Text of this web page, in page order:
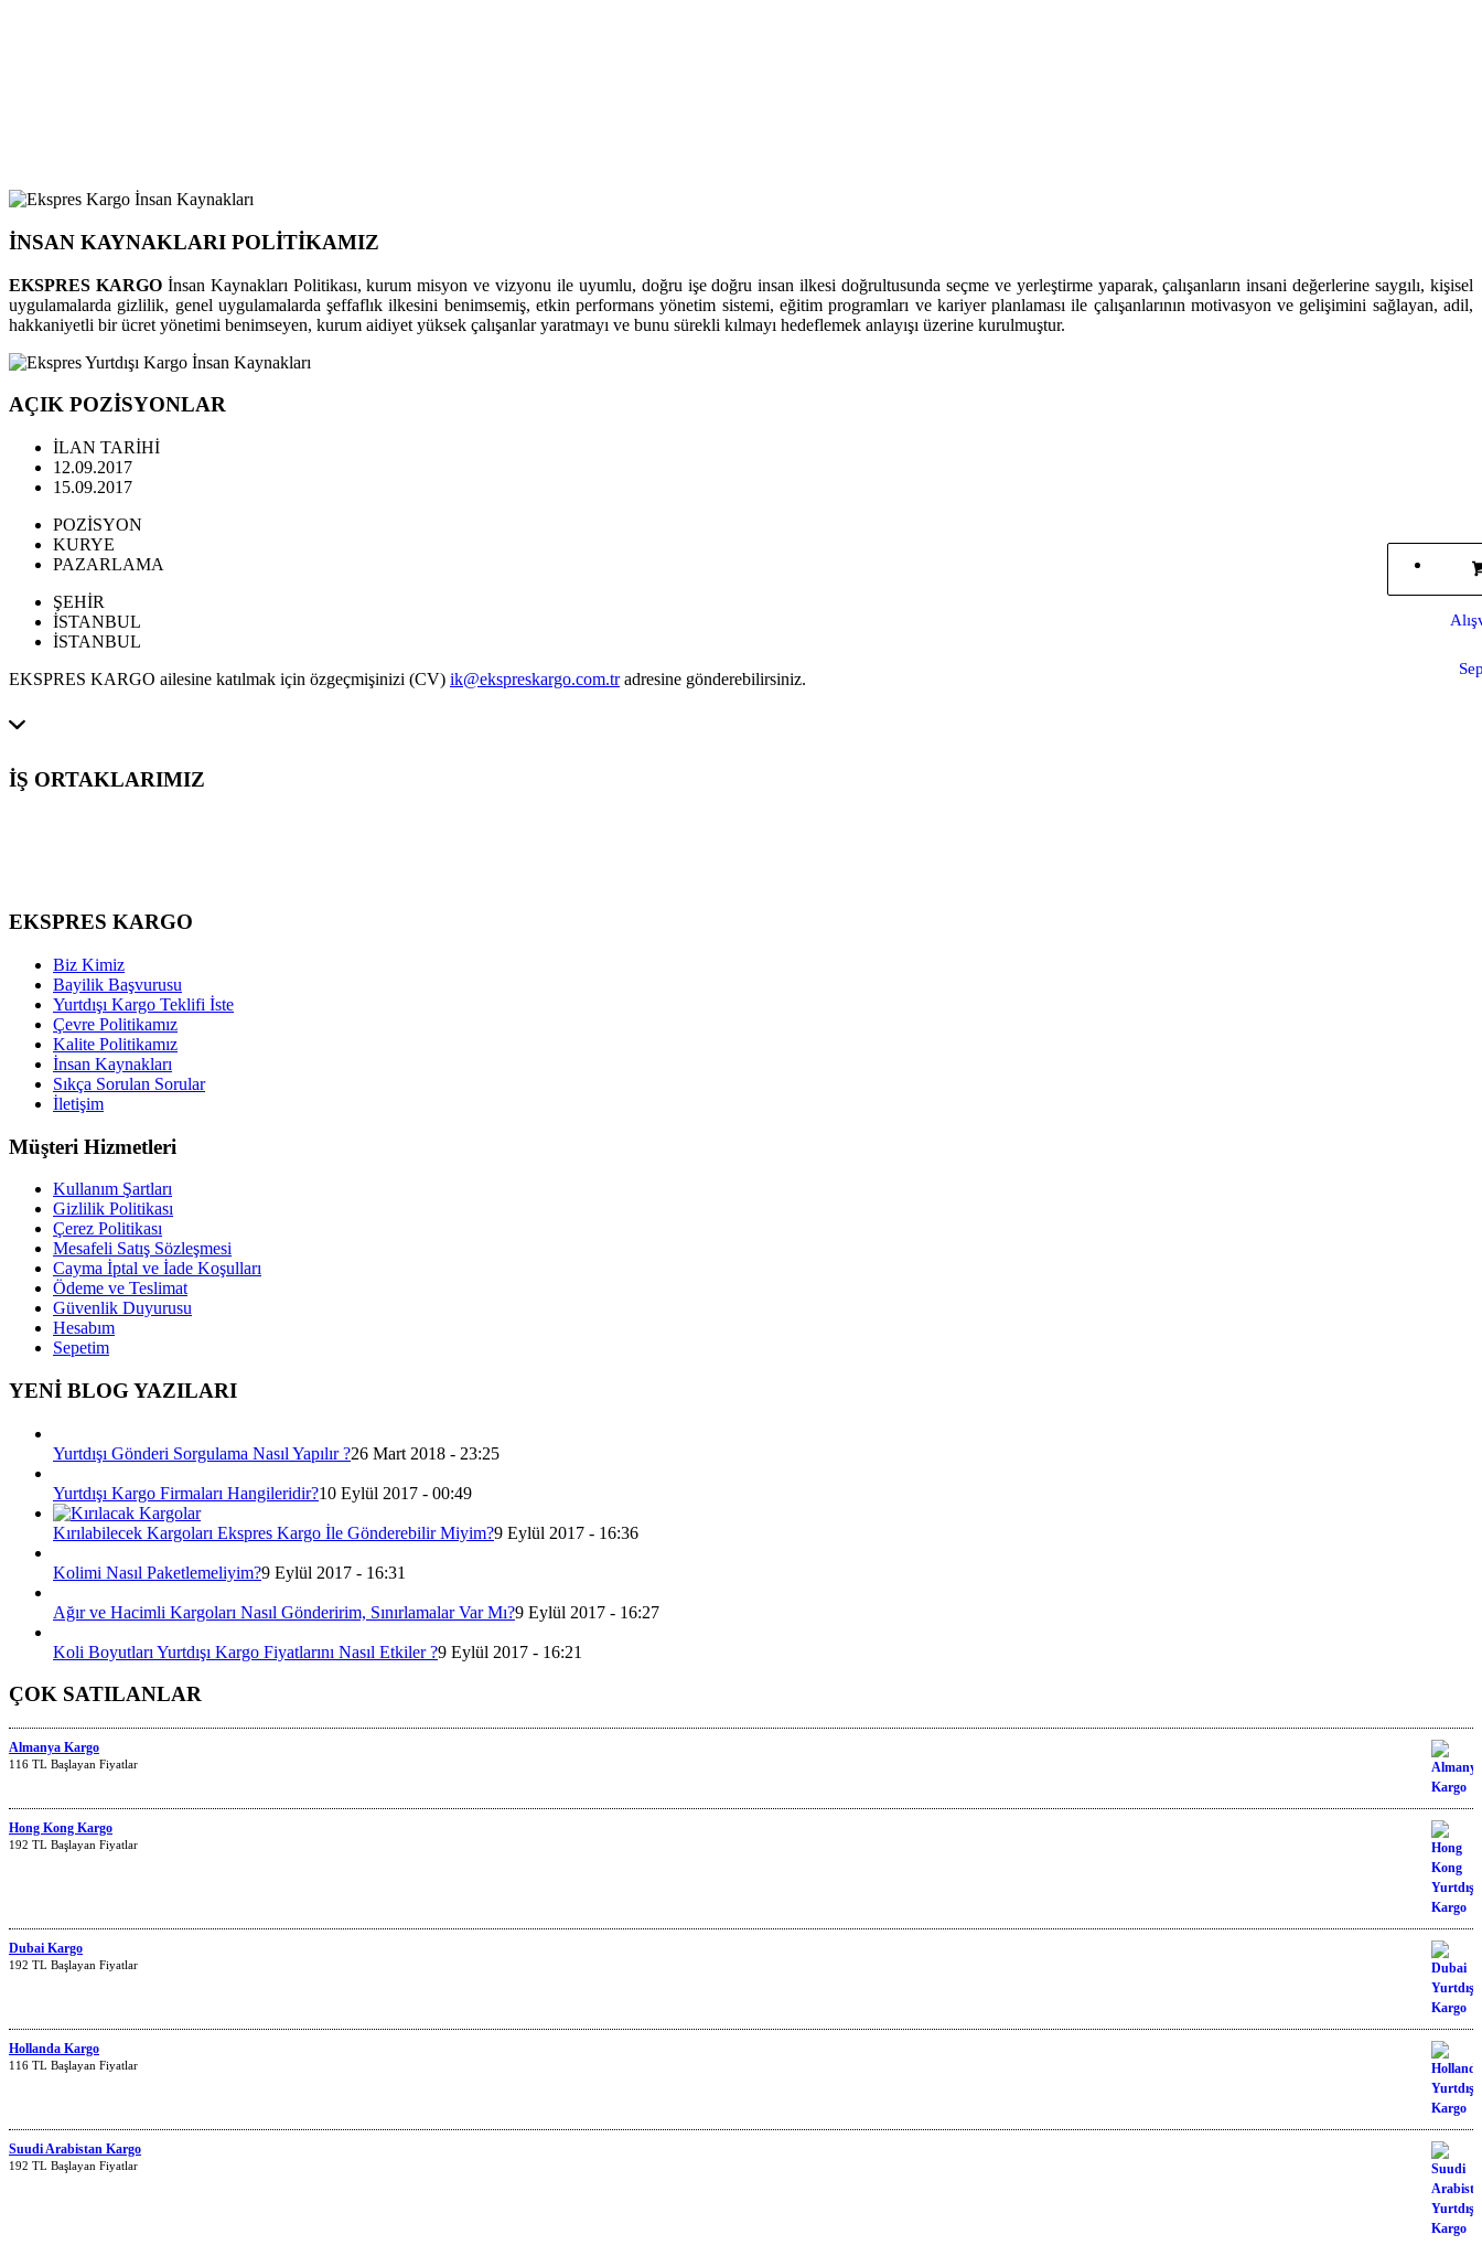
İNSAN KAYNAKLARI POLİTİKAMIZ
EKSPRES KARGOİnsan Kaynakları Politikası, kurum misyon ve vizyonu ile uyumlu, doğru işe doğru insan ilkesi doğrultusunda seçme ve yerleştirme yaparak, çalışanların insani değerlerine saygılı, kişisel
uygulamalarda gizlilik, genel uygulamalarda şeffaflık ilkesini benimsemiş, etkin performans yönetim sistemi, eğitim programları ve kariyer planlaması ile çalışanlarının motivasyon ve gelişimini sağlayan, adil,
hakkaniyetli bir ücret yönetimi benimseyen, kurum aidiyet yüksek çalışanlar yaratmayı ve bunu sürekli kılmayı hedeflemek anlayışı üzerine kurulmuştur.
AÇIK POZİSYONLAR
İLAN TARİHİ
12.09.2017
15.09.2017
POZİSYON
KURYE
PAZARLAMA
ŞEHİR
İSTANBUL
İSTANBUL
EKSPRES KARGO ailesine katılmak için özgeçmişinizi (CV) ik@ekspreskargo.com.tradresine gönderebilirsiniz.
İŞ ORTAKLARIMIZ
EKSPRES KARGO
Biz Kimiz
Bayilik Başvurusu
Yurtdışı Kargo Teklifi İste
Çevre Politikamız
Kalite Politikamız
İnsan Kaynakları
Sıkça Sorulan Sorular
İletişim
Müşteri Hizmetleri
Kullanım Şartları
Gizlilik Politikası
Çerez Politikası
Mesafeli Satış Sözleşmesi
Cayma İptal ve İade Koşulları
Ödeme ve Teslimat
Güvenlik Duyurusu
Hesabım
Sepetim
YENİ BLOG YAZILARI
Yurtdışı Gönderi Sorgulama Nasıl Yapılır ?26 Mart 2018 - 23:25
Yurtdışı Kargo Firmaları Hangileridir?10 Eylül 2017 - 00:49
Kırılabilecek Kargoları Ekspres Kargo İle Gönderebilir Miyim?9 Eylül 2017 - 16:36
Kolimi Nasıl Paketlemeliyim?9 Eylül 2017 - 16:31
Ağır ve Hacimli Kargoları Nasıl Gönderirim, Sınırlamalar Var Mı?9 Eylül 2017 - 16:27
Koli Boyutları Yurtdışı Kargo Fiyatlarını Nasıl Etkiler ?9 Eylül 2017 - 16:21
ÇOK SATILANLAR
Almanya Kargo
116 TL Başlayan Fiyatlar
Hong Kong Kargo
192 TL Başlayan Fiyatlar
Dubai Kargo
192 TL Başlayan Fiyatlar
Hollanda Kargo
116 TL Başlayan Fiyatlar
Suudi Arabistan Kargo
192 TL Başlayan Fiyatlar